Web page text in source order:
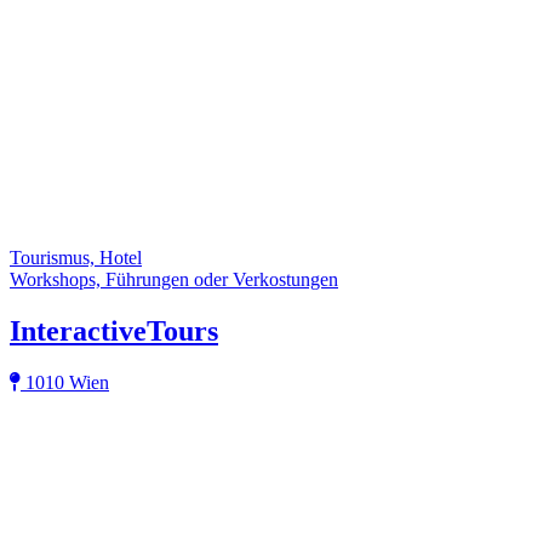
Tourismus, Hotel
Workshops, Führungen oder Verkostungen
InteractiveTours
1010 Wien